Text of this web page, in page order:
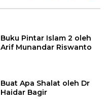
Buku Pintar Islam 2 oleh
Arif Munandar Riswanto
Buat Apa Shalat oleh Dr
Haidar Bagir